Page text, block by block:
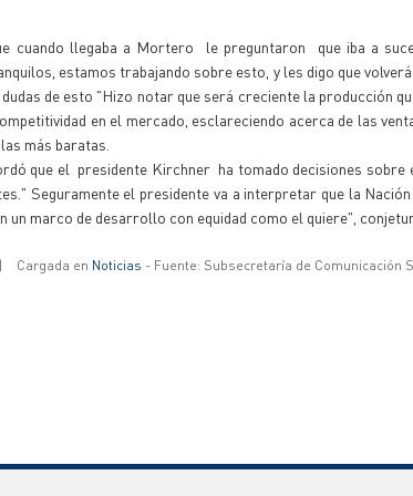
cuando llegaba a Mortero le preguntaron que iba a
estamos trabajando sobre esto, y les digo que
de esto "Hizo notar que será creciente la producción
en el mercado, esclareciendo acerca de las
más baratas.
que el presidente Kirchner ha tomado decisiones
Seguramente el presidente va a interpretar que la
un marco de desarrollo con equidad como el quiere",
| Cargada en Noticias - Fuente: Subsecretaría de Comunicación